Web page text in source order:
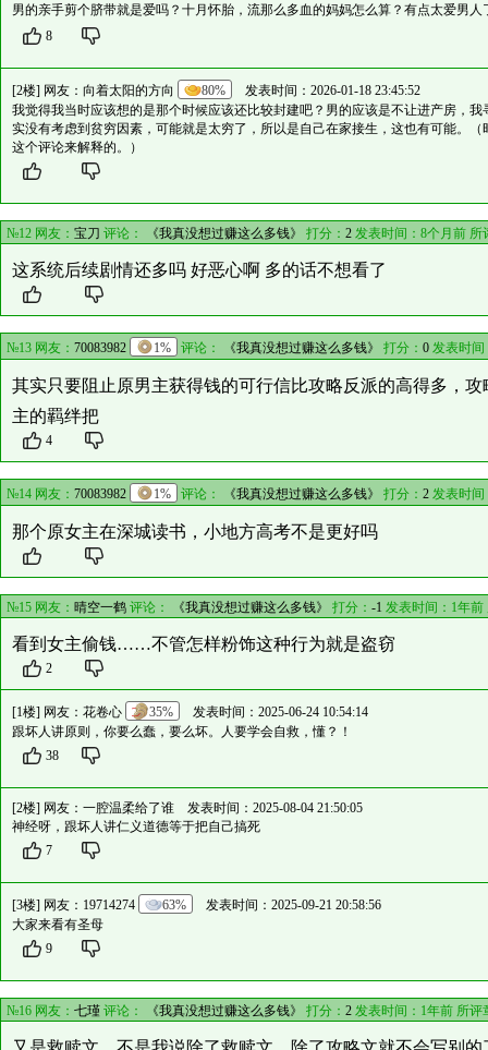
男的亲手剪个脐带就是爱吗？十月怀胎，流那么多血的妈妈怎么算？有点太爱男人
8
[2楼] 网友： 向着太阳的方向 80%
发表时间：2026-01-18 23:45:52
我觉得我当时应该想的是那个时候应该还比较封建吧？男的应该是不让进产房，
实没有考虑到贫穷因素，可能就是太穷了，所以是自己在家接生，这也有可能。
这个评论来解释的。）
№12 网友： 宝刀 评论： 《我真没想过赚这么多钱》 打分： 2 发表时间：8个月前 所
这系统后续剧情还多吗 好恶心啊 多的话不想看了
№13 网友： 70083982 1% 评论： 《我真没想过赚这么多钱》 打分： 0 发表时
其实只要阻止原男主获得钱的可行信比攻略反派的高得多，
主的羁绊把
4
№14 网友： 70083982 1% 评论： 《我真没想过赚这么多钱》 打分： 2 发表时
那个原女主在深城读书，小地方高考不是更好吗
№15 网友： 晴空一鹤 评论： 《我真没想过赚这么多钱》 打分： -1 发表时间：1年前
看到女主偷钱……不管怎样粉饰这种行为就是盗窃
2
[1楼] 网友： 花卷心 35%
发表时间：2025-06-24 10:54:14
跟坏人讲原则，你要么蠢，要么坏。人要学会自救，懂？！
38
[2楼] 网友： 一腔温柔给了谁 发表时间：2025-08-04 21:50:05
神经呀，跟坏人讲仁义道德等于把自己搞死
7
[3楼] 网友： 19714274 63%
发表时间：2025-09-21 20:58:56
大家来看有圣母
9
№16 网友： 七瑾 评论： 《我真没想过赚这么多钱》 打分： 2 发表时间：1年前 所评